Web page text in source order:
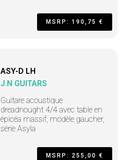
MSRP: 190,75 €
ASY-D LH
J.N GUITARS
Guitare acoustique
dreadnought 4/4 avec table en
épicéa massif, modèle gaucher,
série Asyla
MSRP: 255,00 €